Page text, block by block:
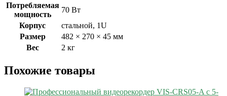
Потребляемая
мощность
70 Вт
Корпус
стальной, 1U
Размер
482 × 270 × 45 мм
Вес
2 кг
Похожие товары